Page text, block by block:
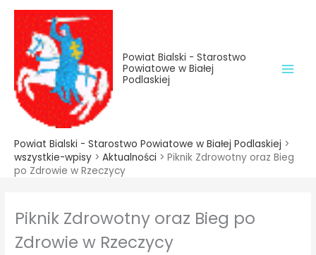
treści
Przejdź
treści
Powiat Bialski - Starostwo
Powiatowe w Białej
Podlaskiej
Powiat Bialski - Starostwo Powiatowe w Białej Podlaskiej >
wszystkie-wpisy > Aktualności > Piknik Zdrowotny oraz Bieg
po Zdrowie w Rzeczycy
Piknik Zdrowotny oraz Bieg po
Zdrowie w Rzeczycy